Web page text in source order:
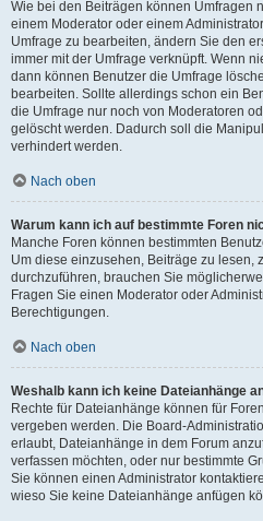
Wie bei den Beiträgen können Umfragen
einem Moderator oder einem
Umfrage zu bearbeiten, ändern Sie den
immer mit der Umfrage verknüpft. Wenn
dann können Benutzer die Umfrage
bearbeiten. Sollte allerdings schon ein
die Umfrage nur noch von Moderatoren
gelöscht werden. Dadurch soll die
verhindert werden.
Nach oben
Warum kann ich auf bestimmte Foren
Manche Foren können bestimmten
Um diese einzusehen, Beiträge zu lesen,
durchzuführen, brauchen Sie
Fragen Sie einen Moderator oder
Berechtigungen.
Nach oben
Weshalb kann ich keine Dateianhänge
Rechte für Dateianhänge können für
vergeben werden. Die Board-
erlaubt, Dateianhänge in dem Forum
verfassen möchten, oder nur bestimmte
Sie können einen Administrator
wieso Sie keine Dateianhänge anfügen